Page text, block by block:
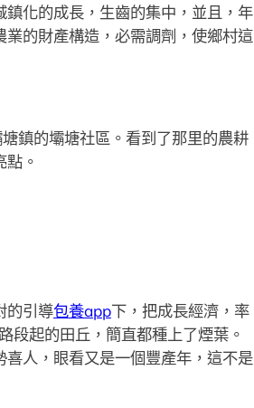
化的成長，生齒的集中，並且，年
的財產構造，必需調劑，使鄉村這
鎮的壩塘社區。看到了那里的農耕
。
的引導包養app下，把成長經濟，率
段起的田丘，簡直都種上了煙葉。
人，眼看又是一個豐產年，這不是